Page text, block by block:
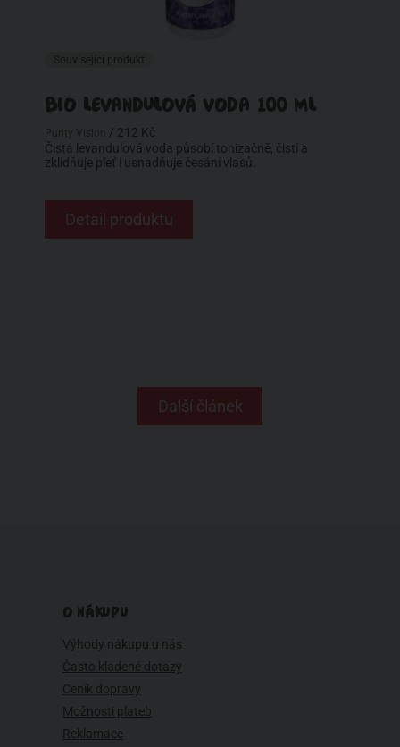
BIO LEVANDULOVÁ VODA 100 ML
/ 212 Kč
Čistá levandulová voda působí tonizačně, čistí a
zklidňuje pleť i usnadňuje česání vlasů.
Detail produktu
Další článek
O NÁKUPU
Výhody nákupu u nás
Často kladené dotazy
Ceník dopravy
Možnosti plateb
Reklamace